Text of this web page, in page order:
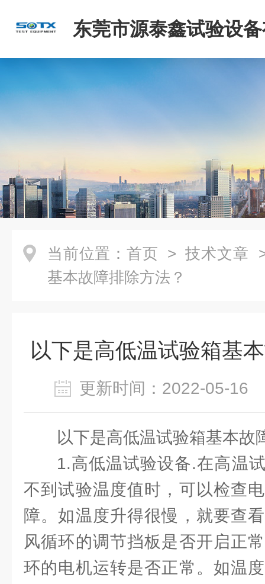
东莞市源泰鑫试验设
司
当前位置： 首页 > 技术文章
基本故障排除方法？
以下是高低温试验箱基
更新时间：2022-05-
以下是高低温试验箱基本故
1.高低温试验设备.在高温
不到试验温度值时，可以检查
障。如温度升得很慢，就要查
风循环的调节挡板是否开启正
环的电机运转是否正常。如温